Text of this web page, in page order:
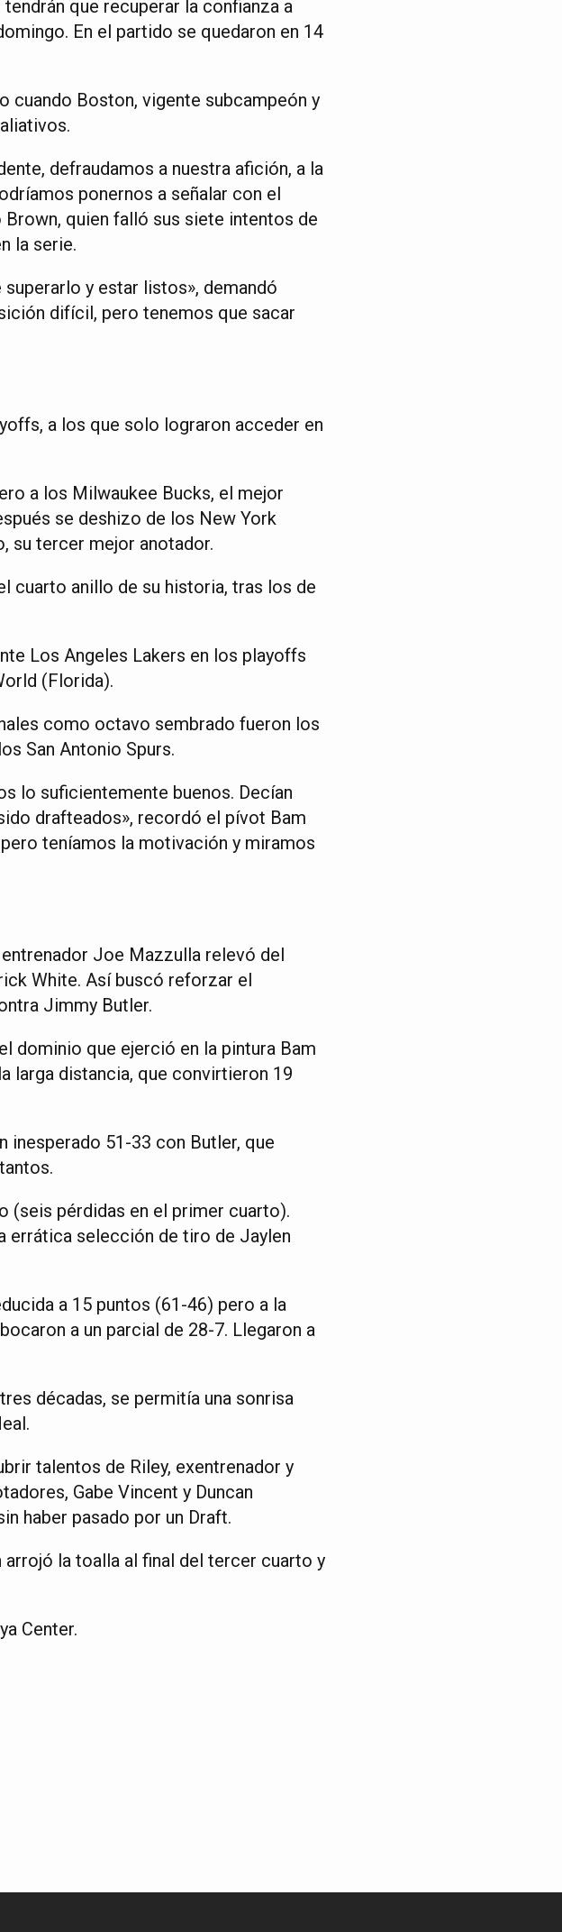
que recuperar la confianza a
En el partido se quedaron en 14
cuando Boston, vigente subcampeón y
defraudamos a nuestra afición, a la
ponernos a señalar con el
quien falló sus siete intentos de
la serie.
y estar listos», demandó
difícil, pero tenemos que sacar
a los que solo lograron acceder en
a los Milwaukee Bucks, el mejor
se deshizo de los New York
su tercer mejor anotador.
cuarto anillo de su historia, tras los de
Los Angeles Lakers en los playoffs
(Florida).
como octavo sembrado fueron los
San Antonio Spurs.
lo suficientemente buenos. Decían
drafteados», recordó el pívot Bam
teníamos la motivación y miramos
Joe Mazzulla relevó del
White. Así buscó reforzar el
Jimmy Butler.
dominio que ejerció en la pintura Bam
larga distancia, que convirtieron 19
inesperado 51-33 con Butler, que
(seis pérdidas en el primer cuarto).
errática selección de tiro de Jaylen
a 15 puntos (61-46) pero a la
a un parcial de 28-7. Llegaron a
décadas, se permitía una sonrisa
talentos de Riley, exentrenador y
Gabe Vincent y Duncan
haber pasado por un Draft.
la toalla al final del tercer cuarto y
Center.